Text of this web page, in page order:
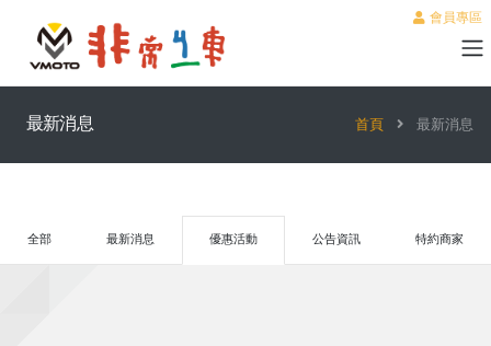
會員專區
最新消息 首頁 最新消息
全部 最新消息 優惠活動 公告資訊 特約商家